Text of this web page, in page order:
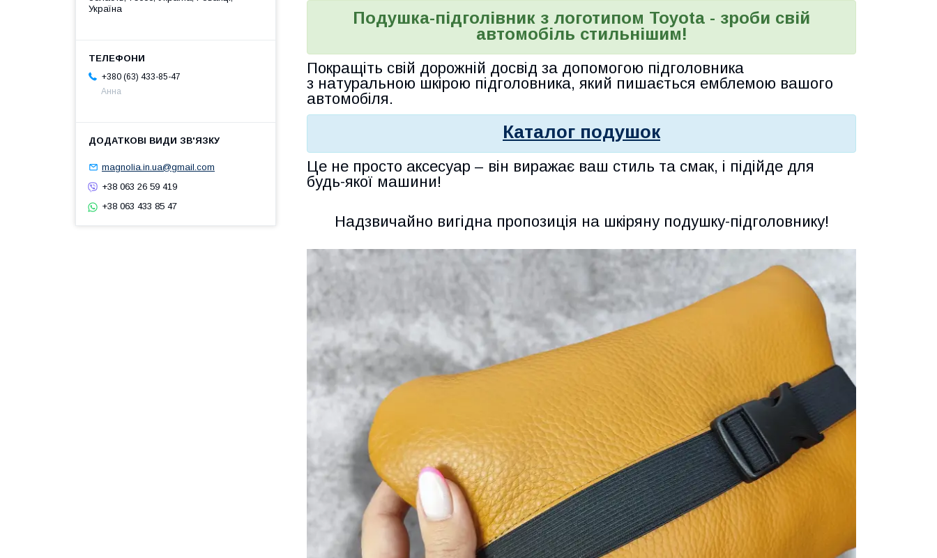
Подушка-підголівник з логотипом Toyota - зроби свій
автомобіль стильнішим!
Покращіть свій дорожній досвід за допомогою підголовника
з натуральною шкірою підголовника, який пишається емблемою вашого
автомобіля.
Каталог подушок
Це не просто аксесуар – він виражає ваш стиль та смак, і підійде для
будь-якої машини!
Надзвичайно вигідна пропозиція на шкіряну подушку-підголовнику!
Україна
+380 (63) 433-85-47
Анна
magnolia.in.ua@gmail.com
+38 063 26 59 419
+38 063 433 85 47